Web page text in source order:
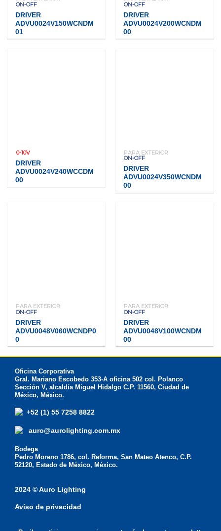
ON-OFF
DRIVER
ADVU0024V150WCNDM
01
ON-OFF
DRIVER
ADVU0024V200WCNDM
00
0-10V
DRIVER
ADVU0024V240WCCDM
00
PARA EXTERIOR
ON-OFF
DRIVER
ADVU0024V350WCNDM
00
PARA EXTERIOR
ON-OFF
DRIVER
ADVU0048V060WCNDP0
0
PARA EXTERIOR
ON-OFF
DRIVER
ADVU0048V100WCNDM
00
Oficina Corporativa
Gral. Mariano Escobedo 353-A oficina 502 col. Polanco
Sección V, alcaldía Miguel Hidalgo C.P. 11560, Ciudad de
México, México.
+52 (1) 55 7258 8822
auro@aurolighting.com.mx
Bodega
Pedro Moreno 1786, col. Reforma, San Mateo Atenco, C.P.
52120, Estado de México, México.
2024 © Auro Lighting
Aviso de privacidad